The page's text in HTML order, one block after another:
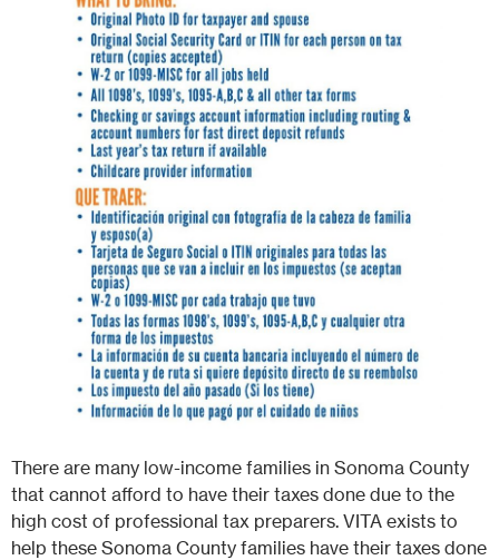
There are many low-income families in Sonoma County
that cannot afford to have their taxes done due to the
high cost of professional tax preparers. VITA exists to
help these Sonoma County families have their taxes done